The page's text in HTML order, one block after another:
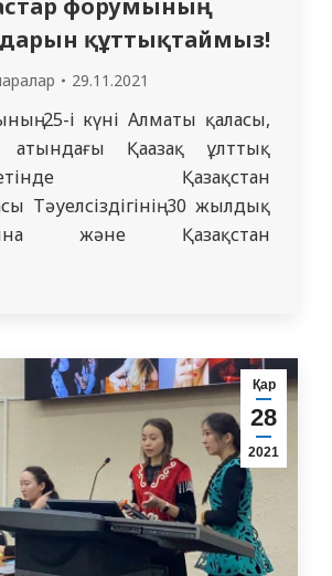
құттықтаймыз!
29.11.2021
25-і күні Алматы қаласы,
атындағы Қаазақ ұлттық
Қазақстан
Тәуелсіздігінің 30 жылдық
және Қазақстан
Тұңғыш Президенті
алған «Педиатрия»
1 курс студенті Зере
мен «Жалпы медицина»
2 курс студенті Дамир
арнайы жүлделі…
Қар
28
2021